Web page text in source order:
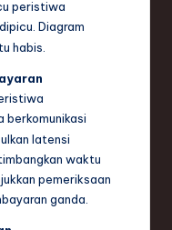
peristiwa
Diagram
habis.
latensi
waktu
pemeriksaan
ganda.